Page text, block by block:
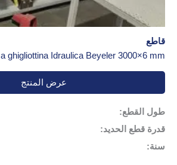
قاطع
a ghigliottina Idraulica Beyeler 3000×6 mm
عرض المنتج
طول القطع:
قدرة قطع الحديد:
سنة: